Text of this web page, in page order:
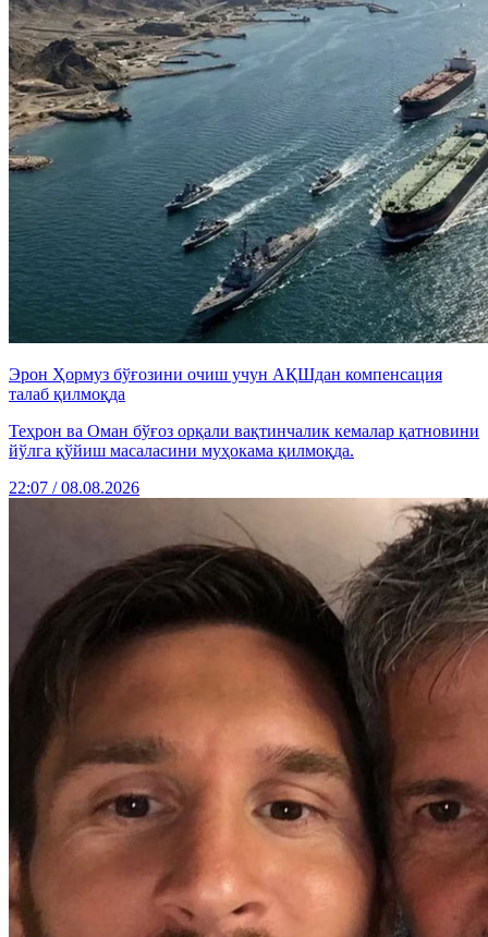
Эрон Ҳормуз бўғозини очиш учун АҚШдан компенсация
талаб қилмоқда
Теҳрон ва Оман бўғоз орқали вақтинчалик кемалар қатновини
йўлга қўйиш масаласини муҳокама қилмоқда.
22:07 / 08.08.2026